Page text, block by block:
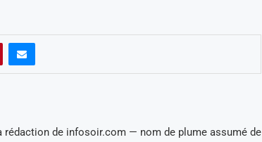
rédaction de infosoir.com — nom de plume assumé de